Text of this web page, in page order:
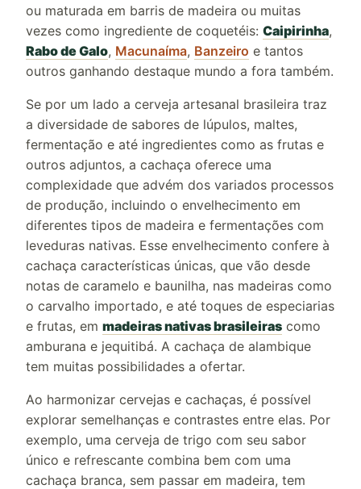
ou maturada em barris de madeira ou muitas
vezes como ingrediente de coquetéis: Caipirinha,
Rabo de Galo, Macunaíma, Banzeiro e tantos
outros ganhando destaque mundo a fora também.
Se por um lado a cerveja artesanal brasileira traz
a diversidade de sabores de lúpulos, maltes,
fermentação e até ingredientes como as frutas e
outros adjuntos, a cachaça oferece uma
complexidade que advém dos variados processos
de produção, incluindo o envelhecimento em
diferentes tipos de madeira e fermentações com
leveduras nativas. Esse envelhecimento confere à
cachaça características únicas, que vão desde
notas de caramelo e baunilha, nas madeiras como
o carvalho importado, e até toques de especiarias
e frutas, em madeiras nativas brasileiras como
amburana e jequitibá. A cachaça de alambique
tem muitas possibilidades a ofertar.
Ao harmonizar cervejas e cachaças, é possível
explorar semelhanças e contrastes entre elas. Por
exemplo, uma cerveja de trigo com seu sabor
único e refrescante combina bem com uma
cachaça branca, sem passar em madeira, tem